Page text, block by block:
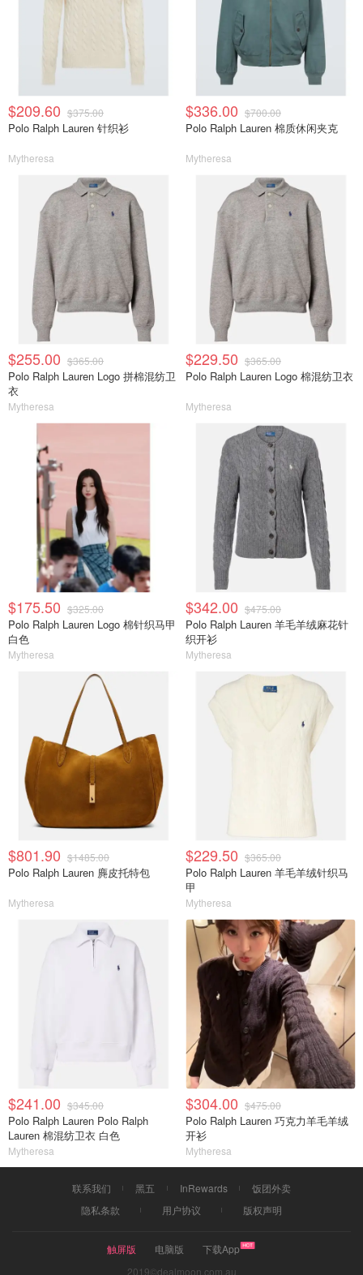
$209.60 $375.00
Polo Ralph Lauren 针织衫
Mytheresa
$336.00 $700.00
Polo Ralph Lauren 棉质休闲夹克
Mytheresa
$255.00 $365.00
Polo Ralph Lauren Logo 拼棉混纺卫
衣
Mytheresa
$229.50 $365.00
Polo Ralph Lauren Logo 棉混纺卫衣
Mytheresa
$175.50 $325.00
Polo Ralph Lauren Logo 棉针织马甲
白色
Mytheresa
$342.00 $475.00
Polo Ralph Lauren 羊毛羊绒麻花针
织开衫
Mytheresa
$801.90 $1485.00
Polo Ralph Lauren 麂皮托特包
Mytheresa
$229.50 $365.00
Polo Ralph Lauren 羊毛羊绒针织马
甲
Mytheresa
$241.00 $345.00
Polo Ralph Lauren Polo Ralph
Lauren 棉混纺卫衣 白色
Mytheresa
$304.00 $475.00
Polo Ralph Lauren 巧克力羊毛羊绒
开衫
Mytheresa
联系我们 黑五 InRewards
饭团外卖
隐私条款
用户协议 版权声明
触屏版 电脑版
下载App
2019©dealmoon.com.au